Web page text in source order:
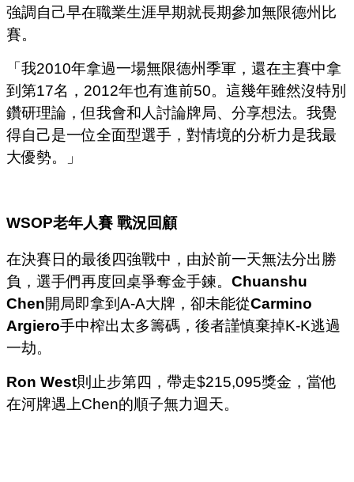
強調自己早在職業生涯早期就長期參加無限德州比
賽。
「我2010年拿過一場無限德州季軍，還在主賽中拿
到第17名，2012年也有進前50。這幾年雖然沒特別
鑽研理論，但我會和人討論牌局、分享想法。我覺
得自己是一位全面型選手，對情境的分析力是我最
大優勢。」
WSOP老年人賽 戰況回顧
在決賽日的最後四強戰中，由於前一天無法分出勝
負，選手們再度回桌爭奪金手鍊。 Chuanshu
Chen開局即拿到A-A大牌，卻未能從Carmino
Argiero手中榨出太多籌碼，後者謹慎棄掉K-K逃過
一劫。
Ron West則止步第四，帶走$215,095獎金，當他
在河牌遇上Chen的順子無力迴天。